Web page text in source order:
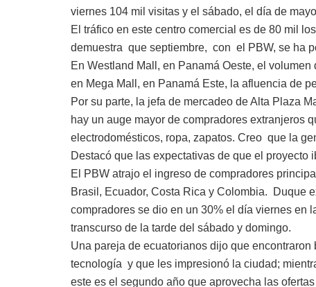
viernes 104 mil visitas y el sábado, el día de
El tráfico en este centro comercial es de 80 mil
demuestra que septiembre, con el PBW, se ha
En Westland Mall, en Panamá Oeste, el
en Mega Mall, en Panamá Este, la afluencia de
Por su parte, la jefa de mercadeo de Alta Plaza
hay un auge mayor de compradores extranjeros
electrodomésticos, ropa, zapatos. Creo que la
Destacó que las expectativas de que el
El PBW atrajo el ingreso de compradores
Brasil, Ecuador, Costa Rica y Colombia. Duque
compradores se dio en un 30% el día viernes en
transcurso de la tarde del sábado y domingo.
Una pareja de ecuatorianos dijo que
tecnología y que les impresionó la ciudad;
este es el segundo año que aprovecha las